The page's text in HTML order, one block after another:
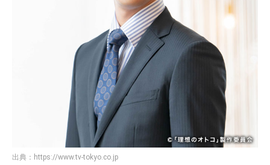
出典： https://www.tv-tokyo.co.jp